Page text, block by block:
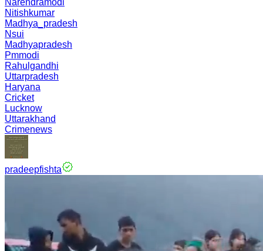
Narendramodi
Nitishkumar
Madhya_pradesh
Nsui
Madhyapradesh
Pmmodi
Rahulgandhi
Uttarpradesh
Haryana
Cricket
Lucknow
Uttarakhand
Crimenews
pradeepfishta